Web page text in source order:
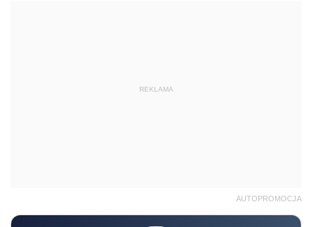
REKLAMA
AUTOPROMOCJA